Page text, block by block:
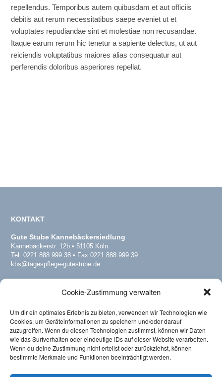
Cookie-Zustimmung verwalten
Um dir ein optimales Erlebnis zu bieten, verwenden wir Technologien wie
Cookies, um Geräteinformationen zu speichern und/oder darauf
zuzugreifen. Wenn du diesen Technologien zustimmst, können wir Daten
wie das Surfverhalten oder eindeutige IDs auf dieser Website verarbeiten.
Wenn du deine Zustimmung nicht erteilst oder zurückziehst, können
bestimmte Merkmale und Funktionen beeinträchtigt werden.
repellendus. Temporibus autem quibusdam et aut officiis
debitis aut rerum necessitatibus saepe eveniet ut et
voluptates repudiandae sint et molestiae non recusandae.
Itaque earum rerum hic tenetur a sapiente delectus, ut aut
reiciendis voluptatibus maiores alias consequatur aut
perferendis doloribus asperiores repellat.
KONTAKT
Gute Stube Kannebäckersiedlung
Kannebäckerstr. 12b • 51105 Köln
Tel. 0221 888 999 38 • Fax 0221 888 999 39
kbs@tagespflege-gutestube.de
Dellbrücker Hauptstr. 178 • 51069 Köln
del@tagespflege-gutestube.de
www.tagespflege-dellbrueck.de
Verband